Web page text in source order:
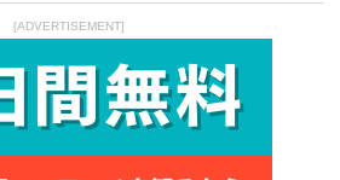
[ADVERTISEMENT]